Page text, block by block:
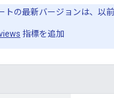
トの最新バージョンは、以
指標を追加